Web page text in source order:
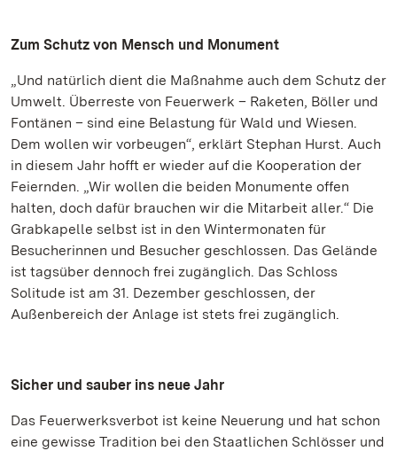
Zum Schutz von Mensch und Monument
„Und natürlich dient die Maßnahme auch dem Schutz der
Umwelt. Überreste von Feuerwerk – Raketen, Böller und
Fontänen – sind eine Belastung für Wald und Wiesen.
Dem wollen wir vorbeugen“, erklärt Stephan Hurst. Auch
in diesem Jahr hofft er wieder auf die Kooperation der
Feiernden. „Wir wollen die beiden Monumente offen
halten, doch dafür brauchen wir die Mitarbeit aller.“ Die
Grabkapelle selbst ist in den Wintermonaten für
Besucherinnen und Besucher geschlossen. Das Gelände
ist tagsüber dennoch frei zugänglich. Das Schloss
Solitude ist am 31. Dezember geschlossen, der
Außenbereich der Anlage ist stets frei zugänglich.
Sicher und sauber ins neue Jahr
Das Feuerwerksverbot ist keine Neuerung und hat schon
eine gewisse Tradition bei den Staatlichen Schlösser und